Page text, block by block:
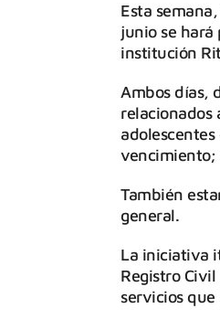
Esta
junio se hará
institución
Ambos días,
relacionados
vencimiento;
También
general.
La iniciativa
Registro
servicios